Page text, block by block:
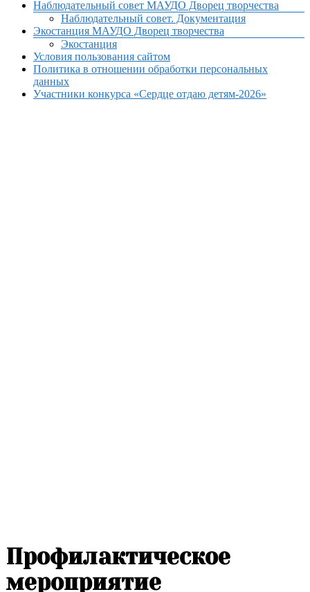
Наблюдательный совет МАУДО Дворец творчества
Наблюдательный совет. Документация
Экостанция МАУДО Дворец творчества
Экостанция
Условия пользования сайтом
Политика в отношении обработки персональных
данных
Участники конкурса «Сердце отдаю детям-2026»
Профилактическое
мероприятие